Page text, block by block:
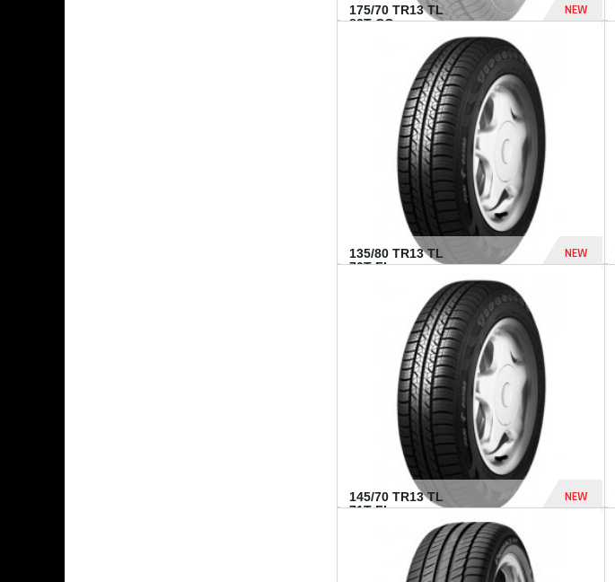
175/70 TR13 TL
82T CO...
NEW
135/80 TR13 TL
70T FI...
NEW
145/70 TR13 TL
71T FI...
NEW